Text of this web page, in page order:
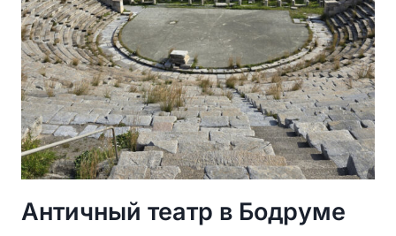
Античный театр в Бодруме